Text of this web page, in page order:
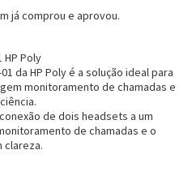
já comprou e aprovou.
HP Poly
da HP Poly é a solução ideal para
monitoramento de chamadas e
de dois headsets a um
de chamadas e o
clareza.